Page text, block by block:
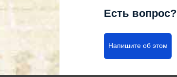
Есть вопрос?
Напишите об этом